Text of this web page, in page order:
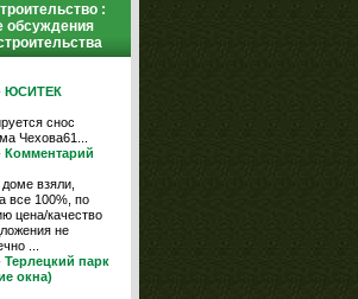
:
обсуждения
- ЮСИТЕК
снос
Чехова61...
Комментарий
взяли,
все 100%, по
цена/качество
не
...
Терлецкий парк
окна)